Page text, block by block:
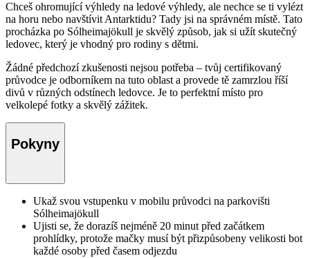
Chceš ohromující výhledy na ledové výhledy, ale nechce se ti vylézt
na horu nebo navštívit Antarktidu? Tady jsi na správném místě. Tato
procházka po Sólheimajökull je skvělý způsob, jak si užít skutečný
ledovec, který je vhodný pro rodiny s dětmi.
Žádné předchozí zkušenosti nejsou potřeba – tvůj certifikovaný
průvodce je odborníkem na tuto oblast a provede tě zamrzlou říší
divů v různých odstínech ledovce. Je to perfektní místo pro
velkolepé fotky a skvělý zážitek.
Pokyny
Ukaž svou vstupenku v mobilu průvodci na parkovišti
Sólheimajökull
Ujisti se, že dorazíš nejméně 20 minut před začátkem
prohlídky, protože mačky musí být přizpůsobeny velikosti bot
každé osoby před časem odjezdu